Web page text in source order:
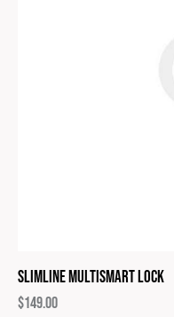
Slimline Multismart Lock
$149.00